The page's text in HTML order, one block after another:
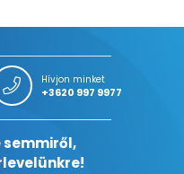
Hívjon minket
+3620 997 9977
semmiről,